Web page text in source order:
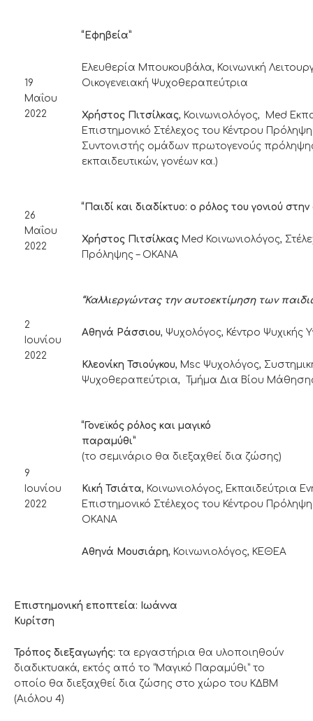
19
Μαΐου
2022
“Εφηβεία”
Ελευθερία Μπουκουβάλα, Κοινωνική
Οικογενειακή Ψυχοθεραπεύτρια
Χρήστος Πιτσίλκας, Κοινωνιολόγος, Med
Επιστημονικό Στέλεχος του Κέντρου
Συντονιστής ομάδων πρωτογενούς
εκπαιδευτικών, γονέων κα.)
26
Μαΐου
2022
“Παιδί και διαδίκτυο: ο ρόλος του γονιού
Χρήστος ΠιτσίλκαςMed Κοινωνιολόγος,
Πρόληψης –
2
Ιουνίου
2022
“Καλλιεργώντας την αυτοεκτίμηση των
Αθηνά Ράσσιου, Ψυχολόγος, Κέντρο Ψυχικής
Κλεονίκη Τσιούγκου, Msc Ψυχολόγος,
Ψυχοθεραπεύτρια, Τμήμα Δια Βίου
9
Ιουνίου
2022
“Γονεϊκός ρόλος και μαγικό
(το σεμινάριο θα διεξαχθεί δια ζώσης)
Κική Τσιάτα, Κοινωνιολόγος, Εκπαιδεύτρια
Επιστημονικό Στέλεχος του Κέντρου
ΟΚΑΝΑ
Αθηνά Μουσιάρη, Κοινωνιολόγος, ΚΕΘΕΑ
Επιστημονική εποπτεία: Ιωάννα
Κυρίτση
Τρόπος διεξαγωγής: τα εργαστήρια θα υλοποιηθούν
διαδικτυακά, εκτός από το “Μαγικό Παραμύθι” το
οποίο θα διεξαχθεί δια ζώσης στο χώρο του ΚΔΒΜ
(Αιόλου 4)